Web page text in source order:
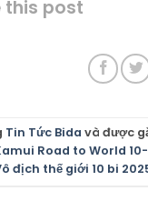
this post
Tin Tức Bida và được
Road to World
địch thế giới 10 bi